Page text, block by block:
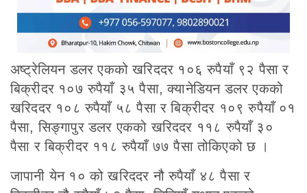
अष्ट्रेलियन डलर एकको खरिददर १०६ रुपैयाँ ९२ पैसा र
बिक्रीदर १०७ रुपैयाँ ३५ पैसा, क्यानेडियन डलर एकको
खरिददर १०८ रुपैयाँ ५८ पैसा र बिक्रीदर १०९ रुपैयाँ ०१
पैसा, सिङ्गापुर डलर एकको खरिददर ११८ रुपैयाँ ३०
पैसा र बिक्रीदर ११८ रुपैयाँ ७७ पैसा तोकिएको छ ।
जापानी येन १० को खरिददर नौ रुपैयाँ ४८ पैसा र